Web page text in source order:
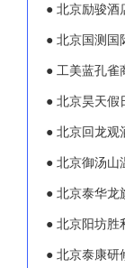
● 北京励骏酒
● 北京国测国
● 工美蓝孔雀
● 北京昊天假
● 北京回龙观
● 北京御汤山
● 北京泰华龙
● 北京阳坊胜
● 北京泰康研